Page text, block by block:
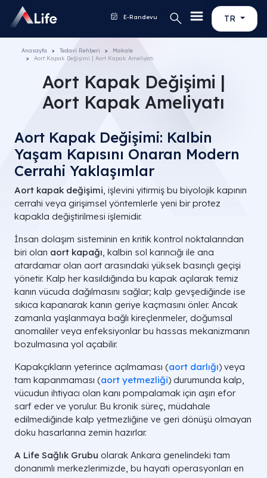
TR
E-Randevu
Anasayfa Tedavi Rehberi
Makale
Aort Kapak Değişimi | Aort Kapak Ameliyatı​
Aort Kapak Değişimi |
Aort Kapak Ameliyatı​
Aort Kapak Değişimi: Kalbin
Yaşam Kapısını Onaran Modern
Cerrahi Yaklaşımlar
Aort kapak değişimi, işlevini yitirmiş bu biyolojik kapının
cerrahi veya girişimsel yöntemlerle yeni bir protez
kapakla değiştirilmesi işlemidir.
İnsan dolaşım sisteminin en kritik kontrol noktalarından
biri olan aort kapağı, kalbin sol karıncığı ile ana
atardamar olan aort arasındaki yüksek basınçlı geçişi
yönetir. Kalp her kasıldığında bu kapak açılarak temiz
kanın vücuda dağılmasını sağlar; kalp gevşediğinde ise
sıkıca kapanarak kanın geriye kaçmasını önler. Ancak
zamanla yaşlanmaya bağlı kireçlenmeler, doğumsal
anomaliler veya enfeksiyonlar bu hassas mekanizmanın
bozulmasına yol açabilir.
Kapakçıkların yeterince açılmaması (aort darlığı) veya
tam kapanmaması (aort yetmezliği) durumunda kalp,
vücudun ihtiyacı olan kanı pompalamak için aşırı efor
sarf eder ve yorulur. Bu kronik süreç, müdahale
edilmediğinde kalp yetmezliğine ve geri dönüşü olmayan
doku hasarlarına zemin hazırlar.
A Life Sağlık Grubu olarak Ankara genelindeki tam
donanımlı merkezlerimizde, bu hayati operasyonları en